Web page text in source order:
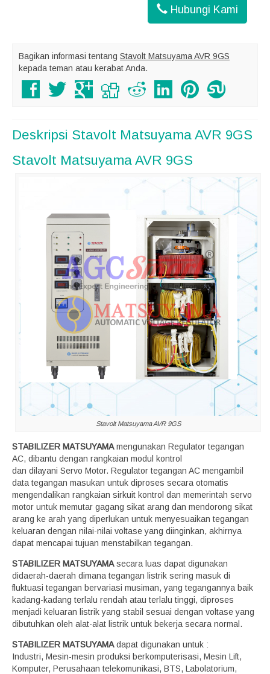
Hubungi Kami
Bagikan informasi tentang Stavolt Matsuyama AVR 9GS
kepada teman atau kerabat Anda.
Deskripsi Stavolt Matsuyama AVR 9GS
Stavolt Matsuyama AVR 9GS
Stavolt Matsuyama AVR 9GS
STABILIZER MATSUYAMAmengunakan Regulator tegangan
AC, dibantu dengan rangkaian modul kontrol
dan dilayani Servo Motor. Regulator tegangan AC mengambil
data tegangan masukan untuk diproses secara otomatis
mengendalikan rangkaian sirkuit kontrol dan memerintah servo
motor untuk memutar gagang sikat arang dan mendorong sikat
arang ke arah yang diperlukan untuk menyesuaikan tegangan
keluaran dengan nilai-nilai voltase yang diinginkan, akhirnya
dapat mencapai tujuan menstabilkan tegangan.
STABILIZER MATSUYAMAsecara luas dapat digunakan
didaerah-daerah dimana tegangan listrik sering masuk di
fluktuasi tegangan bervariasi musiman, yang tegangannya baik
kadang-kadang terlalu rendah atau terlalu tinggi, diproses
menjadi keluaran listrik yang stabil sesuai dengan voltase yang
dibutuhkan oleh alat-alat listrik untuk bekerja secara normal.
STABILIZER MATSUYAMAdapat digunakan untuk :
Industri, Mesin-mesin produksi berkomputerisasi, Mesin Lift,
Komputer, Perusahaan telekomunikasi, BTS, Labolatorium,